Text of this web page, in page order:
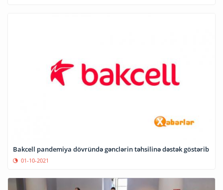
Bakcell pandemiya dövründə gənclərin təhsilinə dəstək göstərib
01-10-2021